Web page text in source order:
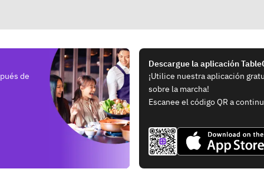
de
Descargue la aplicación
¡Utilice nuestra aplicación
sobre la marcha!
Escanee el código QR a